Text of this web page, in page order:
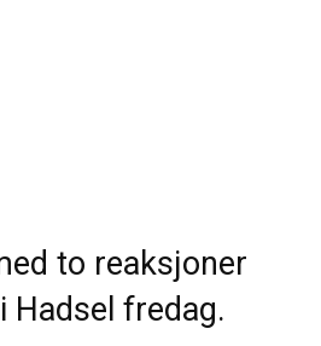
to reaksjoner
Hadsel fredag.